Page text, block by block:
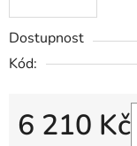
Dostupnost
Kód:
6 210 Kč